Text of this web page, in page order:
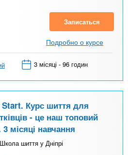
Записаться
Подробно о курсе
3 місяці - 96 годин
Start. Курс шиття для
- це наш топовий
3 місяці навчання
шиття у Дніпрі